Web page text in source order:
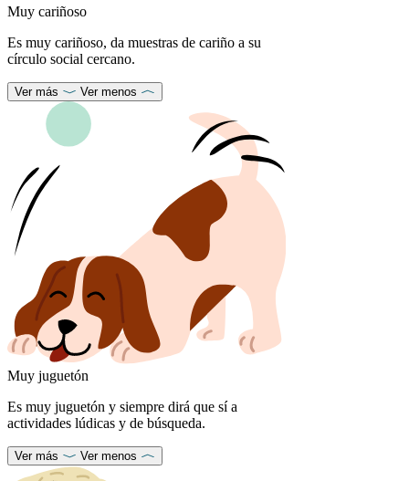
Muy cariñoso
Es muy cariñoso, da muestras de cariño a su
círculo social cercano.
Ver más Ver menos
Muy juguetón
Es muy juguetón y siempre dirá que sí a
actividades lúdicas y de búsqueda.
Ver más Ver menos